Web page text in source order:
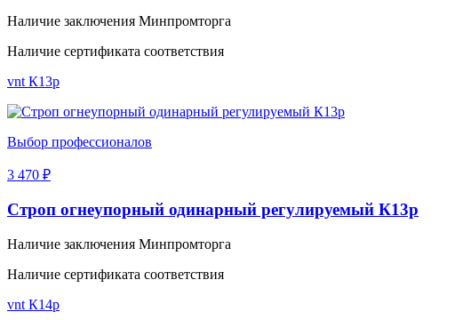
Наличие заключения Минпромторга
Наличие сертификата соответствия
vnt К13p
Выбор профессионалов
3 470 ₽
Строп огнеупорный одинарный регулируемый К13р
Наличие заключения Минпромторга
Наличие сертификата соответствия
vnt К14p